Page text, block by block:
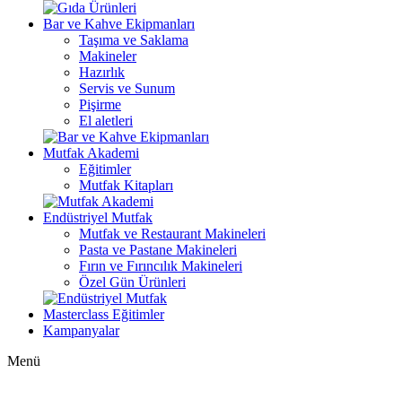
Bar ve Kahve Ekipmanları
Taşıma ve Saklama
Makineler
Hazırlık
Servis ve Sunum
Pişirme
El aletleri
Mutfak Akademi
Eğitimler
Mutfak Kitapları
Endüstriyel Mutfak
Mutfak ve Restaurant Makineleri
Pasta ve Pastane Makineleri
Fırın ve Fırıncılık Makineleri
Özel Gün Ürünleri
Masterclass Eğitimler
Kampanyalar
Menü